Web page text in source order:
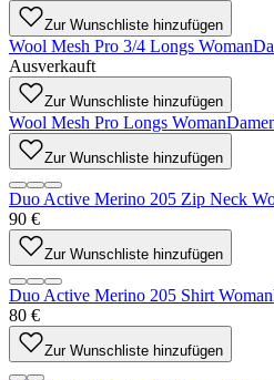
Zur Wunschliste hinzufügen
Wool Mesh Pro 3/4 Longs Woman
Ausverkauft
Zur Wunschliste hinzufügen
Wool Mesh Pro Longs Woman
Zur Wunschliste hinzufügen
Duo Active Merino 205 Zip Neck
90 €
Zur Wunschliste hinzufügen
Duo Active Merino 205 Shirt Woman
80 €
Zur Wunschliste hinzufügen